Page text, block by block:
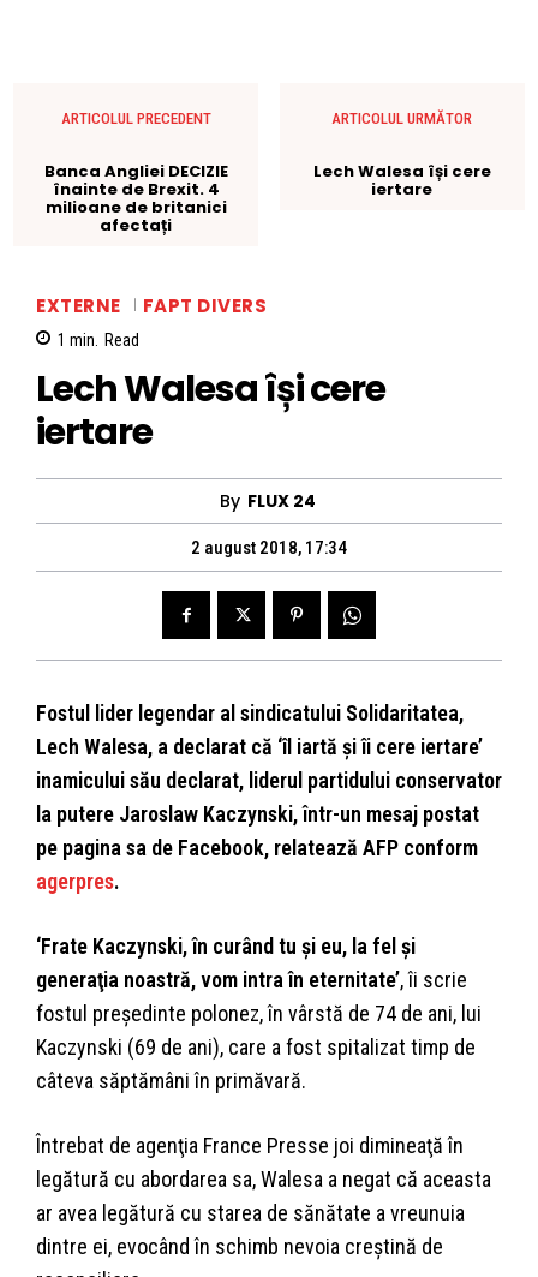
ARTICOLUL PRECEDENT
Banca Angliei DECIZIE
înainte de Brexit. 4
milioane de britanici
afectați
ARTICOLUL URMĂTOR
Lech Walesa își cere
iertare